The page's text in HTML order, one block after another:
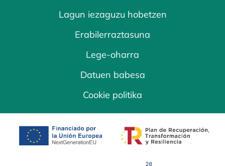
Lagun iezaguzu hobetzen
Erabilerraztasuna
Lege-oharra
Datuen babesa
Cookie politika
opens in a new tab opens in a new